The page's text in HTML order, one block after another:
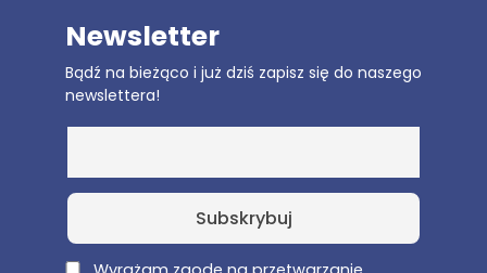
Newsletter
Bądź na bieżąco i już dziś zapisz się do naszego
newslettera!
E-Mail